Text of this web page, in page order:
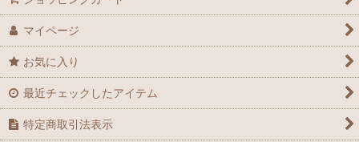
マイページ
お気に入り
最近チェックしたアイテム
特定商取引法表示